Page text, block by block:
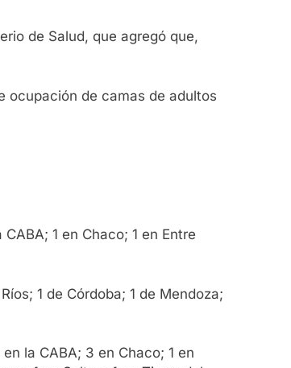
de Salud, que agregó que,
ocupación de camas de adultos
1 en Chaco; 1 en Entre
1 de Córdoba; 1 de Mendoza;
la CABA; 3 en Chaco; 1 en